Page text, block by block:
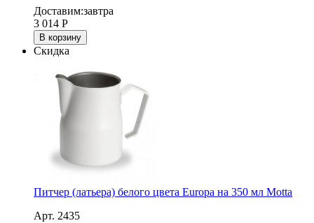
Доставим:завтра
3 014 Р
В корзину
Скидка
Питчер (латьера) белого цвета Europa на 350 мл Motta
Арт. 2435